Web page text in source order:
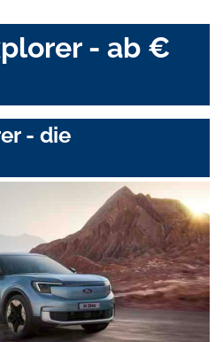
- ab €
- die